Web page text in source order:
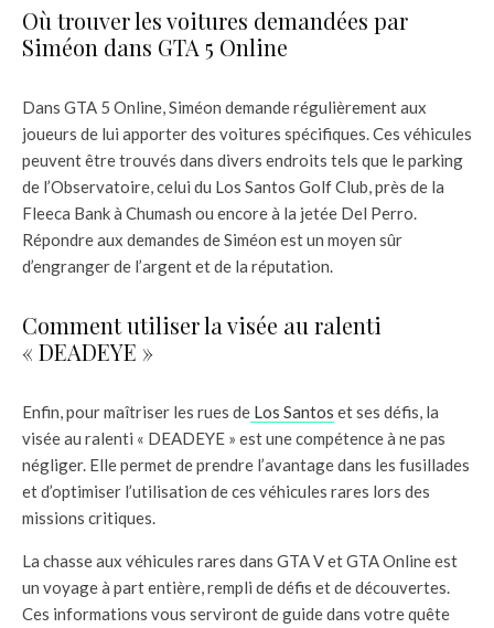
Où trouver les voitures demandées par
Siméon dans GTA 5 Online
Dans GTA 5 Online, Siméon demande régulièrement aux
joueurs de lui apporter des voitures spécifiques. Ces véhicules
peuvent être trouvés dans divers endroits tels que le parking
de l’Observatoire, celui du Los Santos Golf Club, près de la
Fleeca Bank à Chumash ou encore à la jetée Del Perro.
Répondre aux demandes de Siméon est un moyen sûr
d’engranger de l’argent et de la réputation.
Comment utiliser la visée au ralenti
« DEADEYE »
Enfin, pour maîtriser les rues de Los Santos et ses défis, la
visée au ralenti « DEADEYE » est une compétence à ne pas
négliger. Elle permet de prendre l’avantage dans les fusillades
et d’optimiser l’utilisation de ces véhicules rares lors des
missions critiques.
La chasse aux véhicules rares dans GTA V et GTA Online est
un voyage à part entière, rempli de défis et de découvertes.
Ces informations vous serviront de guide dans votre quête